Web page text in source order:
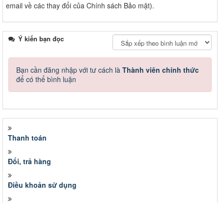
email về các thay đổi của Chính sách Bảo mật).
Ý kiến bạn đọc
Bạn cần đăng nhập với tư cách là Thành viên chính thức
để có thể bình luận
Thanh toán
Đổi, trả hàng
Điều khoản sử dụng